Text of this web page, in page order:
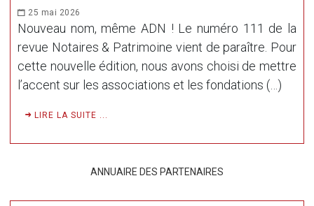
25 mai 2026
Nouveau nom, même ADN ! Le numéro 111 de la
revue Notaires & Patrimoine vient de paraître. Pour
cette nouvelle édition, nous avons choisi de mettre
l’accent sur les associations et les fondations (…)
LIRE LA SUITE ...
ANNUAIRE DES PARTENAIRES